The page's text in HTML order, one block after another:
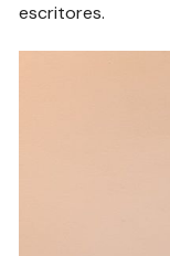
escritores.